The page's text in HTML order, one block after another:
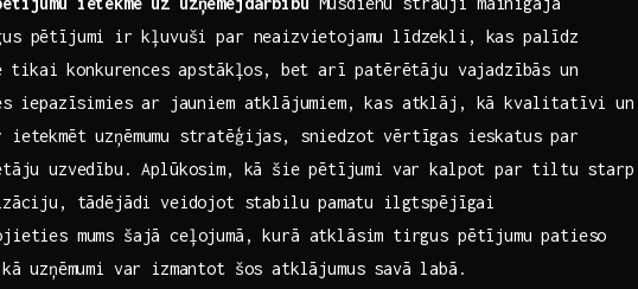
‍pētījumi ir⁣ kļuvuši par neaizvietojamu līdzekli,‌ kas​ palīdz
tikai konkurences apstākļos, bet arī patērētāju vajadzībās⁤ un
iepazīsimies ar jauniem atklājumiem,‍ kas atklāj, ‍kā ‌kvalitatīvi⁢ un
uzņēmumu⁢ stratēģijas, sniedzot vērtīgas⁣ ieskatus par
uzvedību.‌ Aplūkosim, ⁢kā šie ⁣pētījumi var ‌kalpot ⁢par tiltu starp
tādējādi​ veidojot⁤ stabilu⁢ pamatu ilgtspējīgai⁣
mums šajā‍ ceļojumā, ⁣kurā atklāsim ⁤tirgus pētījumu patieso​
uzņēmumi var izmantot šos atklājumus savā ⁤labā.